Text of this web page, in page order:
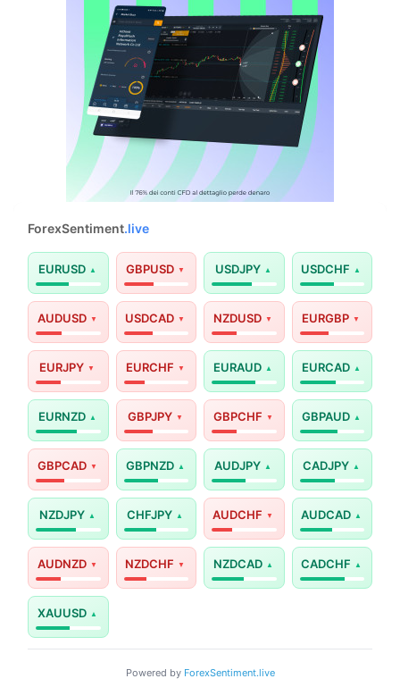
ForexSentiment.live
EURUSD GBPUSD USDJPY USDCHF
AUDUSD USDCAD NZDUSD EURGBP
EURJPY EURCHF EURAUD EURCAD
EURNZD GBPJPY GBPCHF GBPAUD
GBPCAD GBPNZD AUDJPY CADJPY
NZDJPY CHFJPY AUDCHF AUDCAD
AUDNZD NZDCHF NZDCAD CADCHF
XAUUSD
Powered by ForexSentiment.live